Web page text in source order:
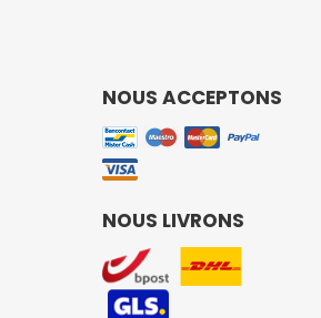
NOUS ACCEPTONS
NOUS LIVRONS